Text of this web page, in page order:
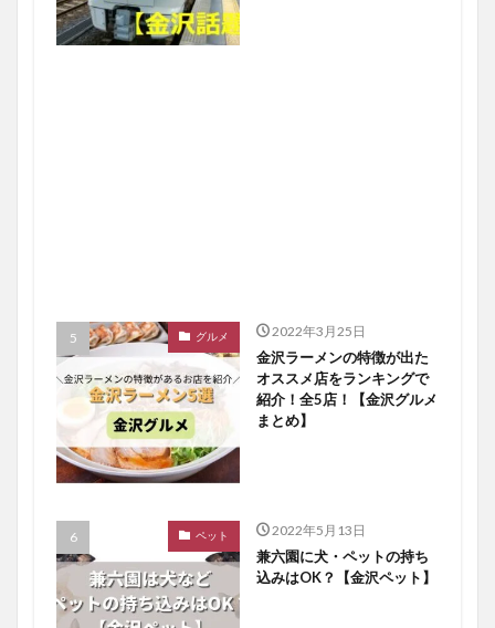
グルメ 2022年3月25日
金沢ラーメンの特徴が出た
オススメ店をランキングで
紹介！全5店！【金沢グルメ
まとめ】
ペット 2022年5月13日
兼六園に犬・ペットの持ち
込みはOK？【金沢ペット】